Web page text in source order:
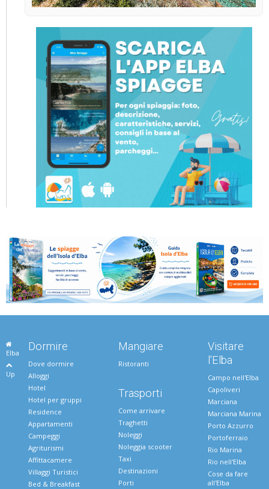
Elba
Up
Dormire
Dove dormire
Alloggi
Hotel
Hotel per gruppi
Residence
Appartamenti
Campeggi
Agriturismi
Affittacamere
Villaggi Turistici
Bed & Breakfast
Mangiare
Ristoranti
Trasporti
Come arrivare
Traghetti
Noleggi
Noleggia scooter
Taxi
Destinazioni
Porti
Visitare
l'Elba
Campo nell'Elba
Capoliveri
Marciana
Marciana Marina
Porto Azzurro
Portoferraio
Rio Marina
Rio nell'Elba
Cose da fare
all'Elba